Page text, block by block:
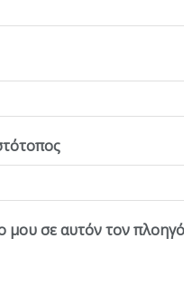
σε αυτόν τον